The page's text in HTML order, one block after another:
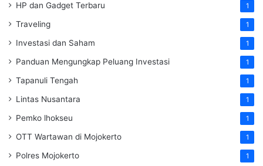
HP dan Gadget Terbaru 1
Traveling 1
Investasi dan Saham 1
Panduan Mengungkap Peluang Investasi 1
Tapanuli Tengah 1
Lintas Nusantara 1
Pemko lhokseu 1
OTT Wartawan di Mojokerto 1
Polres Mojokerto 1